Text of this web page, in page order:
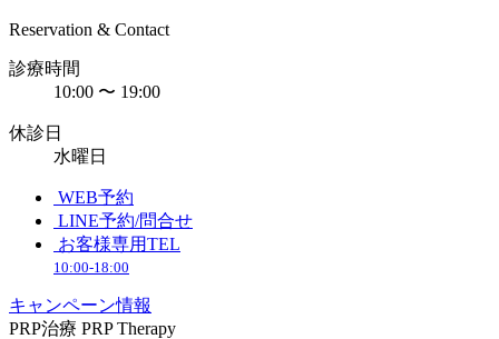
Reservation & Contact
診療時間
10:00 〜 19:00
休診日
水曜日
WEB予約
LINE予約/問合せ
お客様専用TEL
10:00-18:00
キャンペーン情報
PRP治療 PRP Therapy